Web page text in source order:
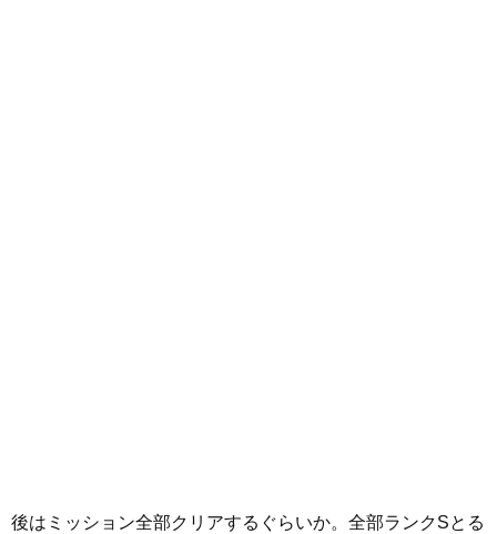
後はミッション全部クリアするぐらいか。全部ランクSとる